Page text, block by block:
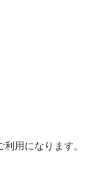
用になります。